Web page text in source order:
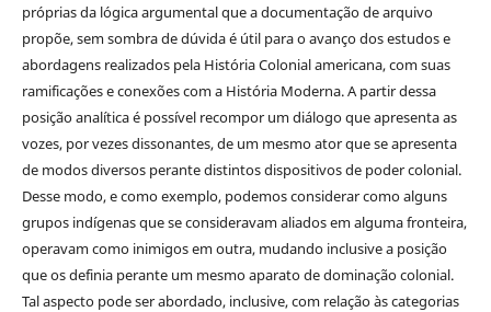
próprias da lógica argumental que a documentação de arquivo
propõe, sem sombra de dúvida é útil para o avanço dos estudos e
abordagens realizados pela História Colonial americana, com suas
ramificações e conexões com a História Moderna. A partir dessa
posição analítica é possível recompor um diálogo que apresenta as
vozes, por vezes dissonantes, de um mesmo ator que se apresenta
de modos diversos perante distintos dispositivos de poder colonial.
Desse modo, e como exemplo, podemos considerar como alguns
grupos indígenas que se consideravam aliados em alguma fronteira,
operavam como inimigos em outra, mudando inclusive a posição
que os definia perante um mesmo aparato de dominação colonial.
Tal aspecto pode ser abordado, inclusive, com relação às categorias